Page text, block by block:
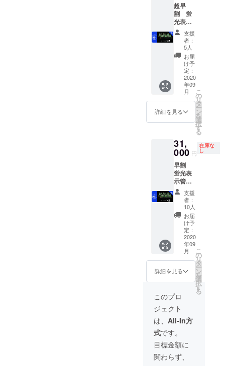
超早
割 蛍
光表示
管置時
計 ２個
送料・
消費税
込み 通
常販売
価格
44,000
円より
38%OF
F
支援
者：
5人
お届
け予
定：
2020
年09
月
詳細を見る
こ
の
リ
タ
ー
ン
を
選
択
す
る
31,
000 円
在庫な
し
早割
蛍光表
示管置
時計 ２
個 送
料・消
費税込
み 通常
販売価
44,000
円より
29%OF
F
支援
者：
10人
お届
け予
定：
2020
年09
月
詳細を見る
こ
の
リ
タ
ー
ン
を
選
択
す
る
このプロ
ジェクト
は、 All-In方
式です。
目標金額に
関わらず、